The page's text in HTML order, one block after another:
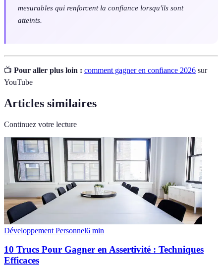
mesurables qui renforcent la confiance lorsqu'ils sont
atteints.
📺 Pour aller plus loin : comment gagner en confiance 2026 sur
YouTube
Articles similaires
Continuez votre lecture
Développement Personnel6 min
10 Trucs Pour Gagner en Assertivité : Techniques
Efficaces